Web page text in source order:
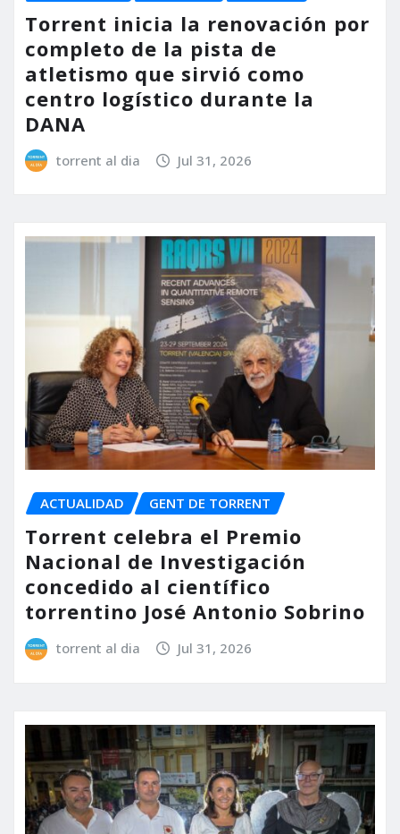
Torrent inicia la renovación por
completo de la pista de
atletismo que sirvió como
centro logístico durante la
DANA
torrent al dia Jul 31, 2026
ACTUALIDAD GENT DE TORRENT
Torrent celebra el Premio
Nacional de Investigación
concedido al científico
torrentino José Antonio Sobrino
torrent al dia Jul 31, 2026